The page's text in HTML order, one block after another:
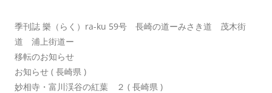
季刊誌 樂（らく）ra-ku 59号 長崎の道ーみさき道 茂木街
道 浦上街道ー
移転のお知らせ
お知らせ ( 長崎県 )
妙相寺・富川渓谷の紅葉 ２ ( 長崎県 )